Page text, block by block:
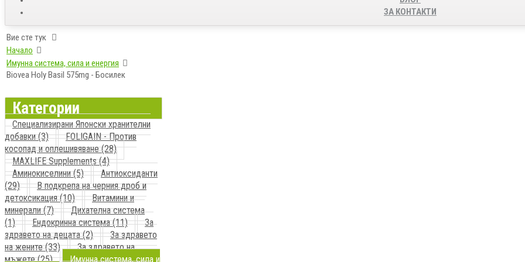
ЗА КОНТАКТИ
Вие сте тук
Начало
Имунна система, сила и енергия
Biovea Holy Basil 575mg - Босилек
Категории
Специализирани Японски хранителни
добавки (3)
FOLIGAIN - Против
косопад и оплешивяване (28)
MAXLIFE Supplements (4)
Аминокиселини (5)
Антиоксиданти
(29)
В подкрепа на черния дроб и
детоксикация (10)
Витамини и
минерали (7)
Дихателна система
(1)
Ендокринна система (11)
За
здравето на децата (2)
За здравето
на жените (33)
За здравето на
мъжете (25)
Имунна система, сила и